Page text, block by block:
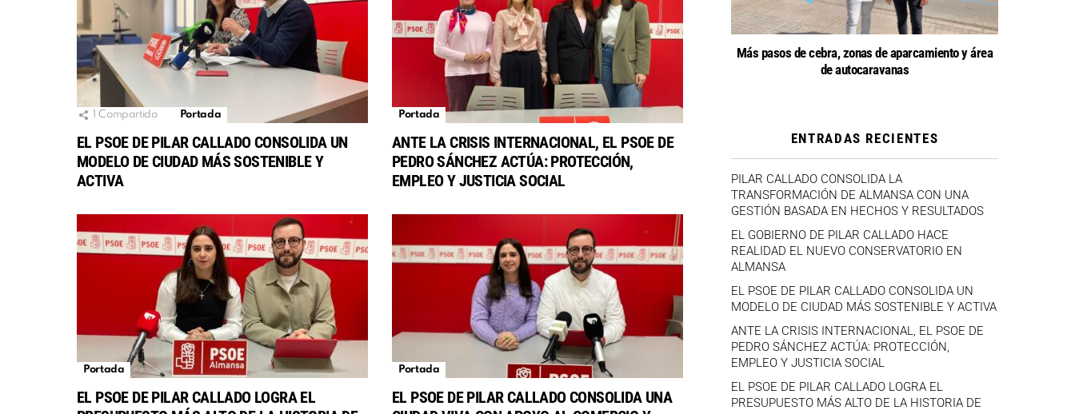
Compartido Portada
EL PSOE DE PILAR CALLADO CONSOLIDA UN
MODELO DE CIUDAD MÁS SOSTENIBLE Y
ACTIVA
Portada
ANTE LA CRISIS INTERNACIONAL, EL PSOE DE
PEDRO SÁNCHEZ ACTÚA: PROTECCIÓN,
EMPLEO Y JUSTICIA SOCIAL
Portada
EL PSOE DE PILAR CALLADO LOGRA EL
Portada
EL PSOE DE PILAR CALLADO CONSOLIDA UNA
Más pasos de cebra, zonas de aparcamiento y área
de autocaravanas
ENTRADAS RECIENTES
PILAR CALLADO CONSOLIDA LA
TRANSFORMACIÓN DE ALMANSA CON UNA
GESTIÓN BASADA EN HECHOS Y RESULTADOS
EL GOBIERNO DE PILAR CALLADO HACE
REALIDAD EL NUEVO CONSERVATORIO EN
ALMANSA
EL PSOE DE PILAR CALLADO CONSOLIDA UN
MODELO DE CIUDAD MÁS SOSTENIBLE Y ACTIVA
ANTE LA CRISIS INTERNACIONAL, EL PSOE DE
PEDRO SÁNCHEZ ACTÚA: PROTECCIÓN,
EMPLEO Y JUSTICIA SOCIAL
EL PSOE DE PILAR CALLADO LOGRA EL
PRESUPUESTO MÁS ALTO DE LA HISTORIA DE